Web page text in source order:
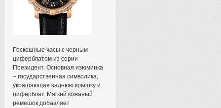
Роскошные часы с черным
циферблатом из серии
Президент. Основная изюминка
– государственная символика,
украшающая заднюю крышку и
циферблат. Мягкий кожаный
ремешок добавляет